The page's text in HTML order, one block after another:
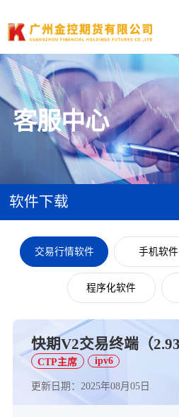
客服中心
软件下载
交易行情软件 手机软件
程序化软件
快期V2交易终端（
CTP主席 ipv6
更新日期：2025年08月05日